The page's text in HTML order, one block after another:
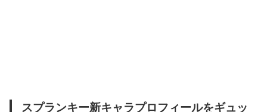
スプランキー新キャラプロフィールをギュッ